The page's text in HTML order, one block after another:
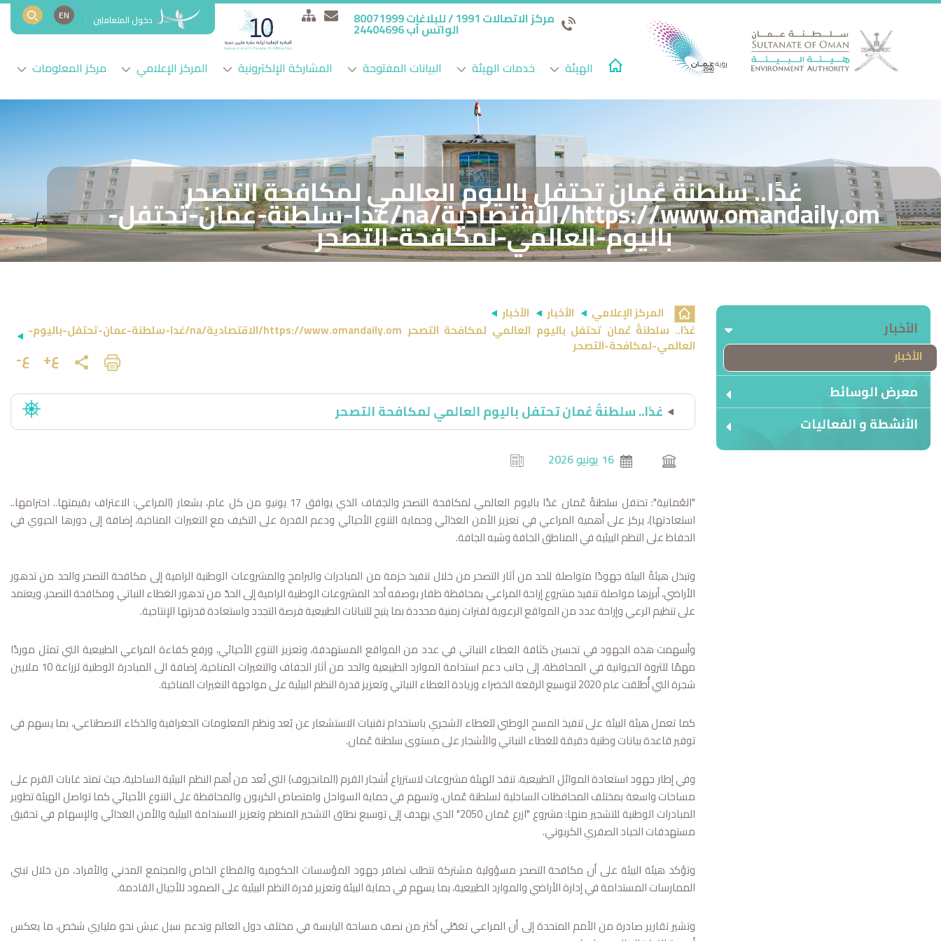
مركز الاتصالات 1991 / للبلاغات 80071999
الواتس آب 24404696 دخول المتعاملين EN
الهيئة خدمات الهيئة البيانات المفتوحة المشاركة الإلكترونية المركز الإعلامي مركز المعلومات
غدًا.. سلطنةُ عُمان تحتفل باليوم العالمي لمكافحة التصحر
https://www.omandaily.om/الاقتصادية/na/غدا-سلطنة-عمان-تحتفل-باليوم-العالمي-لمكافحة-التصحر
الأخبار
الأخبار
معرض الوسائط
الأنشطة و الفعاليات
المركز الإعلامي الأخبار
الأخبار
غدًا.. سلطنةُ عُمان تحتفل باليوم العالمي لمكافحة التصحر https://www.omandaily.om/الاقتصادية/na/غدا-سلطنة-عمان-تحتفل-باليوم-
العالمي-لمكافحة-التصحر
ع+ ع-
غدًا.. سلطنةُ عُمان تحتفل باليوم العالمي لمكافحة التصحر
16 يونيو 2026
"العُمانية": تحتفل سلطنةُ عُمان غدًا باليوم العالمي لمكافحة التصحر والجفاف الذي يوافق 17 يونيو من كل عام، بشعار (المراعي: الاعتراف بقيمتها.. احترامها..
استعادتها)، يركز على أهمية المراعي في تعزيز الأمن الغذائي وحماية التنوع الأحيائي ودعم القدرة على التكيف مع التغيرات المناخية، إضافة إلى دورها الحيوي في
الحفاظ على النظم البيئية في المناطق الجافة وشبه الجافة.
وتبذل هيئةُ البيئة جهودًا متواصلة للحد من آثار التصحر من خلال تنفيذ حزمة من المبادرات والبرامج والمشروعات الوطنية الرامية إلى مكافحة التصحر والحد من تدهور
الأراضي، أبرزها مواصلة تنفيذ مشروع إراحة المراعي بمحافظة ظفار بوصفه أحد المشروعات الوطنية الرامية إلى الحدّ من تدهور الغطاء النباتي ومكافحة التصحر، ويعتمد
على تنظيم الرعي وإراحة عدد من المواقع الرعوية لفترات زمنية محددة بما يتيح للنباتات الطبيعية فرصة التجدد واستعادة قدرتها الإنتاجية.
وأسهمت هذه الجهود في تحسين كثافة الغطاء النباتي في عدد من المواقع المستهدفة، وتعزيز التنوع الأحيائي، ورفع كفاءة المراعي الطبيعية التي تمثل موردًا
مهمًا للثروة الحيوانية في المحافظة، إلى جانب دعم استدامة الموارد الطبيعية والحد من آثار الجفاف والتغيرات المناخية، إضافة الى المبادرة الوطنية لزراعة 10 ملايين
شجرة التي أُطلقت عام 2020 لتوسيع الرقعة الخضراء وزيادة الغطاء النباتي وتعزيز قدرة النظم البيئية على مواجهة التغيرات المناخية.
كما تعمل هيئة البيئة على تنفيذ المسح الوطني للغطاء الشجري باستخدام تقنيات الاستشعار عن بُعد ونظم المعلومات الجغرافية والذكاء الاصطناعي، بما يسهم في
توفير قاعدة بيانات وطنية دقيقة للغطاء النباتي والأشجار على مستوى سلطنة عُمان.
وفي إطار جهود استعادة الموائل الطبيعية، تنفذ الهيئة مشروعات لاستزراع أشجار القرم (المانجروف) التي تُعد من أهم النظم البيئية الساحلية، حيث تمتد غابات القرم على
مساحات واسعة بمختلف المحافظات الساحلية لسلطنة عُمان، وتسهم في حماية السواحل وامتصاص الكربون والمحافظة على التنوع الأحيائي كما تواصل الهيئة تطوير
المبادرات الوطنية للتشجير منها: مشروع "ازرع عُمان 2050" الذي يهدف إلى توسيع نطاق التشجير المنظم وتعزيز الاستدامة البيئية والأمن الغذائي والإسهام في تحقيق
مستهدفات الحياد الصفري الكربوني.
وتؤكد هيئة البيئة على أن مكافحة التصحر مسؤولية مشتركة تتطلب تضافر جهود المؤسسات الحكومية والقطاع الخاص والمجتمع المدني والأفراد، من خلال تبني
الممارسات المستدامة في إدارة الأراضي والموارد الطبيعية، بما يسهم في حماية البيئة وتعزيز قدرة النظم البيئية على الصمود للأجيال القادمة.
وتشير تقارير صادرة من الأمم المتحدة إلى أن المراعي تغطّي أكثر من نصف مساحة اليابسة في مختلف دول العالم وتدعم سبل عيش نحو ملياري شخص، ما يعكس